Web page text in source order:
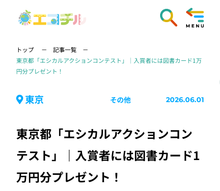
トップ
記事一覧
東京都「エシカルアクションコンテスト」｜入賞者には図書カード1万
円分プレゼント！
東京 その他 2026.06.01
東京都「エシカルアクションコン
テスト」｜入賞者には図書カード1
万円分プレゼント！